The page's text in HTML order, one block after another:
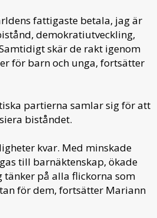
fattigaste betala, jag är
demokratiutveckling,
skär de rakt igenom
för barn och unga, fortsätter
partierna samlar sig för att
biståndet.
kvar. Med minskade
till barnäktenskap, ökade
tänker på alla flickorna som
för dem, fortsätter Mariann